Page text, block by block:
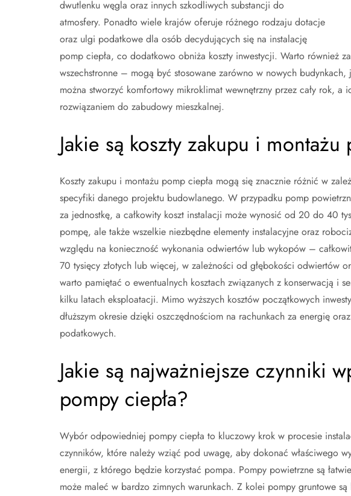
dwutlenku węgla oraz innych szkodliwych substancji do
atmosfery. Ponadto wiele krajów oferuje różnego rodzaju dotacje
oraz ulgi podatkowe dla osób decydujących się na instalację
pomp ciepła, co dodatkowo obniża koszty inwestycji. Warto również
wszechstronne – mogą być stosowane zarówno w nowych
można stworzyć komfortowy mikroklimat wewnętrzny przez cały rok, a
rozwiązaniem do zabudowy mieszkalnej.
Jakie są koszty zakupu i montażu
Koszty zakupu i montażu pomp ciepła mogą się znacznie różnić w
specyfiki danego projektu budowlanego. W przypadku pomp
za jednostkę, a całkowity koszt instalacji może wynosić od 20 do 40
pompę, ale także wszelkie niezbędne elementy instalacyjne oraz
względu na konieczność wykonania odwiertów lub wykopów –
70 tysięcy złotych lub więcej, w zależności od głębokości odwiertów
warto pamiętać o ewentualnych kosztach związanych z konserwacją i
kilku latach eksploatacji. Mimo wyższych kosztów początkowych
dłuższym okresie dzięki oszczędnościom na rachunkach za energię
podatkowych.
Jakie są najważniejsze czynniki
pompy ciepła?
Wybór odpowiedniej pompy ciepła to kluczowy krok w procesie
czynników, które należy wziąć pod uwagę, aby dokonać właściwego
energii, z którego będzie korzystać pompa. Pompy powietrzne są
może maleć w bardzo zimnych warunkach. Z kolei pompy gruntowe